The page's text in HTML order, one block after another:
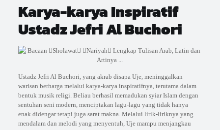
Karya-karya Inspiratif
Ustadz Jefri Al Buchori
Ustadz Jefri Al Buchori, yang akrab disapa Uje, meninggalkan
warisan berharga melalui karya-karya inspiratifnya, terutama dalam
bentuk musik religi. Beliau berhasil memadukan syiar Islam dengan
sentuhan seni modern, menciptakan lagu-lagu yang tidak hanya
enak didengar tetapi juga sarat makna. Melalui lirik-liriknya yang
mendalam dan melodi yang menyentuh, Uje mampu menjangkau